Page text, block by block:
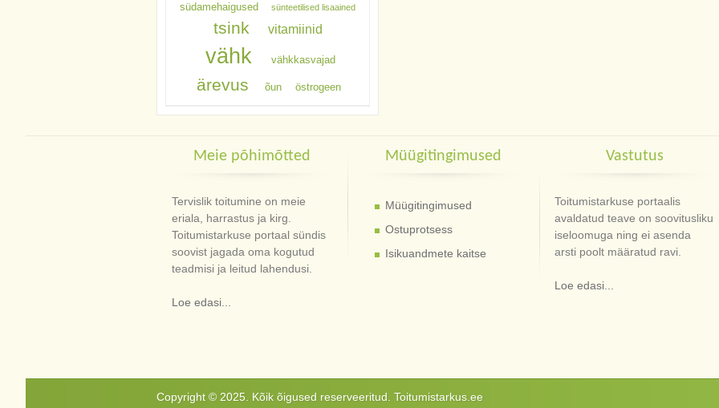
südamehaigused sünteetilised lisaained
tsink vitamiinid
vähk vähkkasvajad
ärevus õun östrogeen
Meie põhimõtted
Tervislik toitumine on meie
eriala, harrastus ja kirg.
Toitumistarkuse portaal sündis
soovist jagada oma kogutud
teadmisi ja leitud lahendusi.
Loe edasi...
Müügitingimused
Müügitingimused
Ostuprotsess
Isikuandmete kaitse
Vastutus
Toitumistarkuse portaalis
avaldatud teave on soovitusliku
iseloomuga ning ei asenda
arsti poolt määratud ravi.
Loe edasi...
Copyright © 2025. Kõik õigused reserveeritud. Toitumistarkus.ee